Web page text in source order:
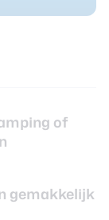
of
gemakkelijk